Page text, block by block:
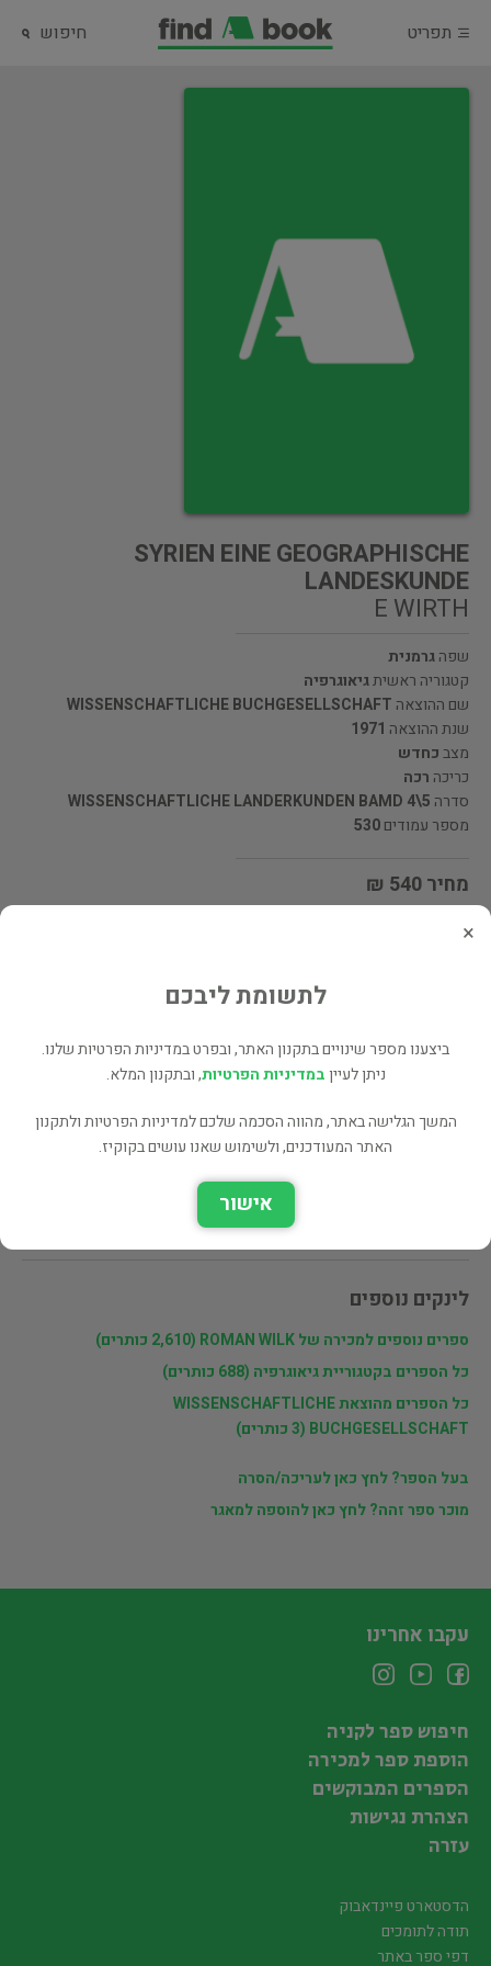
תפריט חיפוש
SYRIEN EINE GEOGRAPHISCHE
LANDESKUNDE
E WIRTH
שפהגרמנית
קטגוריה ראשיתגיאוגרפיה
שם ההוצאה WISSENSCHAFTLICHE BUCHGESELLSCHAFT
שנת ההוצאה 1971
מצבכחדש
כריכה רכה
סדרה WISSENSCHAFTLICHE LANDERKUNDEN BAMD 4\5
מספר עמודים530
מחיר 540 ₪
פרטי המוכר
ROMAN WILK
MIT 14 KARTEN. 58 FIGUREN IM TEXTE.36 TABELLEN UND 29
לינקים נוספים
ספרים נוספים למכירה של ROMAN WILK (2,610 כותרים)
כל הספרים בקטגוריית גיאוגרפיה (688 כותרים)
כל הספרים מהוצאת WISSENSCHAFTLICHE
BUCHGESELLSCHAFT (3 כותרים)
בעל הספר? לחץ כאן לעריכה/הסרה
מוכר ספר זהה? לחץ כאן להוספה למאגר
×
לתשומת ליבכם
ביצענו מספר שינויים בתקנון האתר, ובפרט במדיניות הפרטיות שלנו.
ניתן לעייןבמדיניות הפרטיות, ובתקנון המלא.
המשך הגלישה באתר, מהווה הסכמה שלכם למדיניות הפרטיות ולתקנון
האתר המעודכנים, ולשימוש שאנו עושים בקוקיז.
אישור
עקבו אחרינו
חיפוש ספר לקניה
הוספת ספר למכירה
הספרים המבוקשים
הצהרת נגישות
עזרה
הדסטארט פיינדאבוק
תודה לתומכים
דפי ספר באתר